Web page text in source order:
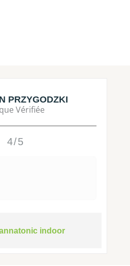
PRZYGODZKI
Vérifiée
4/5
indoor